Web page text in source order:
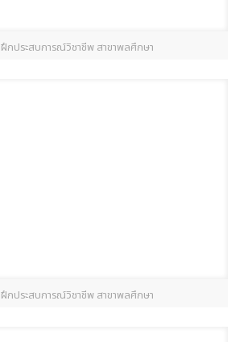
ฝึกประสบการณ์วิชาชีพ สาขาพลศึกษา
ฝึกประสบการณ์วิชาชีพ สาขาพลศึกษา